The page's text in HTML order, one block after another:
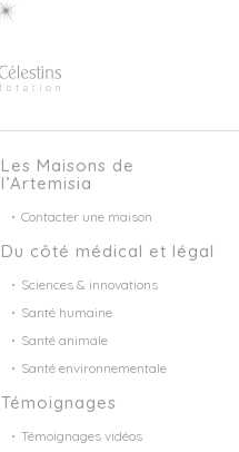
Les Maisons de
l’Artemisia
Contacter une maison
Du côté médical et légal
Sciences & innovations
Santé humaine
Santé animale
Santé environnementale
Témoignages
Témoignages vidéos